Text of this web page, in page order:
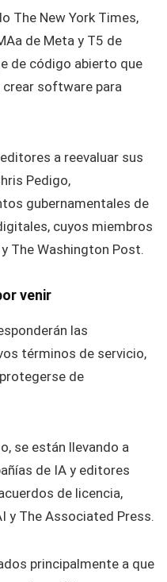
The New York Times,
de Meta y T5 de
de código abierto que
crear software para
a reevaluar sus
Pedigo,
gubernamentales de
cuyos miembros
The Washington Post.
venir
las
términos de servicio,
de
se están llevando a
de IA y editores
de licencia,
y The Associated Press.
principalmente a que